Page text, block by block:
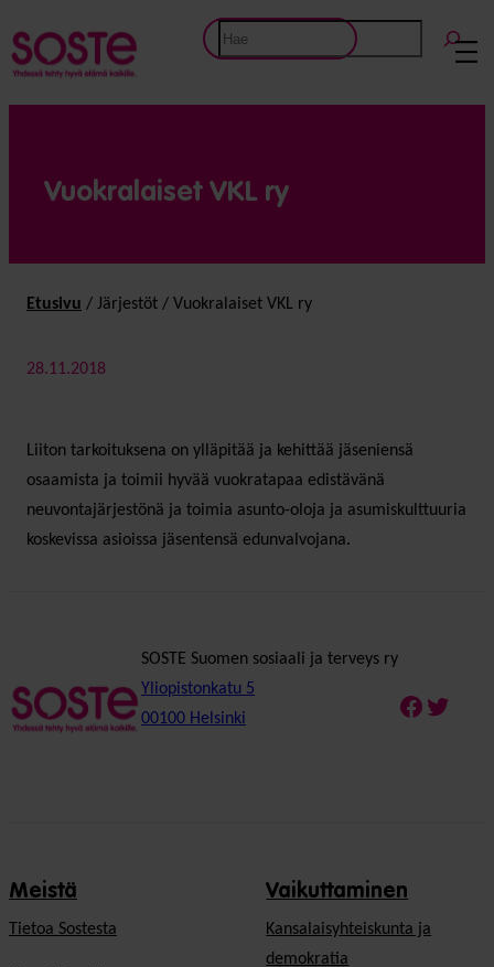
Etsi
Vuokralaiset VKL ry
Etusivu / Järjestöt / Vuokralaiset VKL ry
28.11.2018
Liiton tarkoituksena on ylläpitää ja kehittää jäseniensä
osaamista ja toimii hyvää vuokratapaa edistävänä
neuvontajärjestönä ja toimia asunto-oloja ja asumiskulttuuria
koskevissa asioissa jäsentensä edunvalvojana.
SOSTE Suomen sosiaali ja terveys ry
Yliopistonkatu 5
00100 Helsinki
Meistä
Tietoa Sostesta
Vaikuttaminen
Kansalaisyhteiskunta ja
demokratia